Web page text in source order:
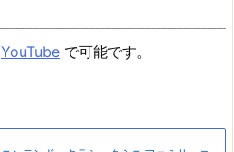
YouTube で可能です。